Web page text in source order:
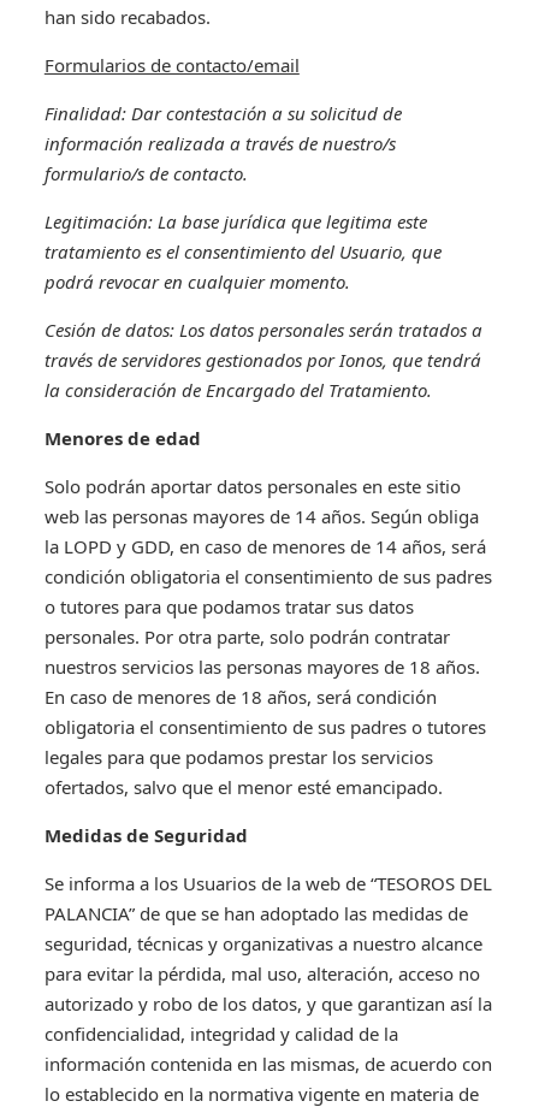
han sido recabados.
Formularios de contacto/email
Finalidad: Dar contestación a su solicitud de
información realizada a través de nuestro/s
formulario/s de contacto.
Legitimación: La base jurídica que legitima este
tratamiento es el consentimiento del Usuario, que
podrá revocar en cualquier momento.
Cesión de datos: Los datos personales serán tratados a
través de servidores gestionados por Ionos, que tendrá
la consideración de Encargado del Tratamiento.
Menores de edad
Solo podrán aportar datos personales en este sitio
web las personas mayores de 14 años. Según obliga
la LOPD y GDD, en caso de menores de 14 años, será
condición obligatoria el consentimiento de sus padres
o tutores para que podamos tratar sus datos
personales. Por otra parte, solo podrán contratar
nuestros servicios las personas mayores de 18 años.
En caso de menores de 18 años, será condición
obligatoria el consentimiento de sus padres o tutores
legales para que podamos prestar los servicios
ofertados, salvo que el menor esté emancipado.
Medidas de Seguridad
Se informa a los Usuarios de la web de “TESOROS DEL
PALANCIA” de que se han adoptado las medidas de
seguridad, técnicas y organizativas a nuestro alcance
para evitar la pérdida, mal uso, alteración, acceso no
autorizado y robo de los datos, y que garantizan así la
confidencialidad, integridad y calidad de la
información contenida en las mismas, de acuerdo con
lo establecido en la normativa vigente en materia de